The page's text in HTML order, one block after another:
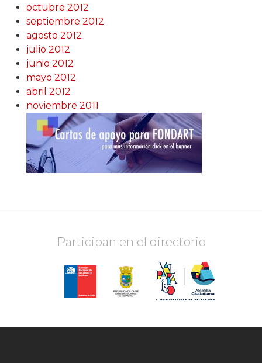
octubre 2012
septiembre 2012
agosto 2012
julio 2012
junio 2012
mayo 2012
abril 2012
noviembre 2011
Participan en el directorio